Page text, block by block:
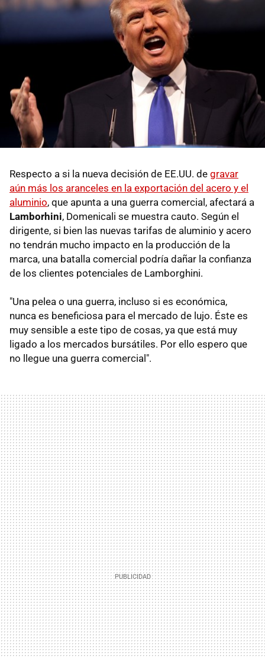
Respecto a si la nueva decisión de EE.UU. de gravar
aún más los aranceles en la exportación del acero y el
aluminio, que apunta a una guerra comercial, afectará a
Lamborhini, Domenicali se muestra cauto. Según el
dirigente, si bien las nuevas tarifas de aluminio y acero
no tendrán mucho impacto en la producción de la
marca, una batalla comercial podría dañar la confianza
de los clientes potenciales de Lamborghini.
"Una pelea o una guerra, incluso si es económica,
nunca es beneficiosa para el mercado de lujo. Éste es
muy sensible a este tipo de cosas, ya que está muy
ligado a los mercados bursátiles. Por ello espero que
no llegue una guerra comercial".